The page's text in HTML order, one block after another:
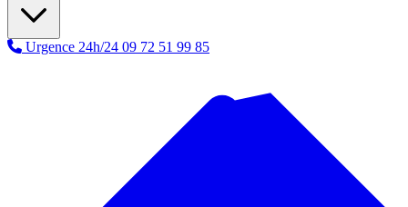
Urgence 24h/24 09 72 51 99 85